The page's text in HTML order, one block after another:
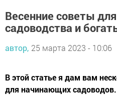
Весенние советы
садоводства и
автор, 25 марта 2023 - 10:06
В этой статье я дам вам
для начинающих